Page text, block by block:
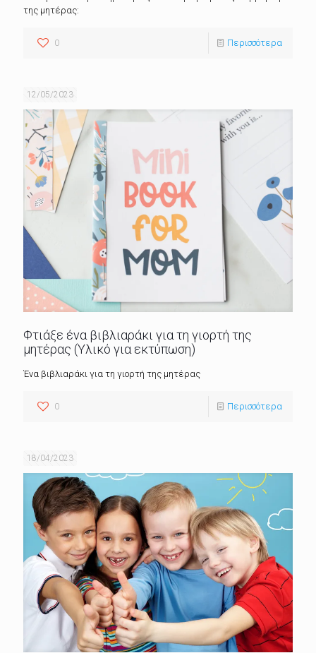
της μητέρας:
0 Περισσότερα
12/05/2023
Φτιάξε ένα βιβλιαράκι για τη γιορτή της
μητέρας (Υλικό για εκτύπωση)
Ένα βιβλιαράκι για τη γιορτή της μητέρας
0 Περισσότερα
18/04/2023